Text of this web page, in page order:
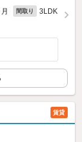
間取り 3LDK
賃貸